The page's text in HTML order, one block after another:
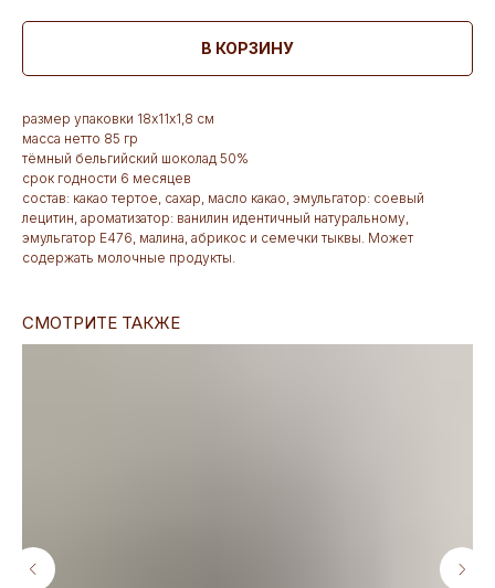
В КОРЗИНУ
размер упаковки 18х11х1,8 см
масса нетто 85 гр
тёмный бельгийский шоколад 50%
срок годности 6 месяцев
состав: какао тертое, сахар, масло какао, эмульгатор: соевый
лецитин, ароматизатор: ванилин идентичный натуральному,
эмульгатор Е476, малина, абрикос и семечки тыквы. Может
содержать молочные продукты.
СМОТРИТЕ ТАКЖЕ